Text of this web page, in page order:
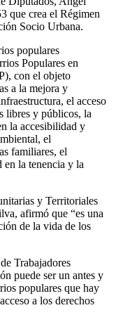
que crea el Régimen
Socio Urbana.
populares
Populares en
con el objeto
a la mejora y
el acceso
libres y públicos, la
la accesibilidad y
el
familiares, el
en la tenencia y la
y Territoriales
afirmó que “es una
de la vida de los
Trabajadores
puede ser un antes y
populares que hay
a los derechos